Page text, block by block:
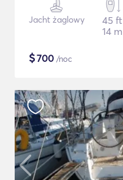
Jacht żaglowy
45 ft
14 m
$700 /noc